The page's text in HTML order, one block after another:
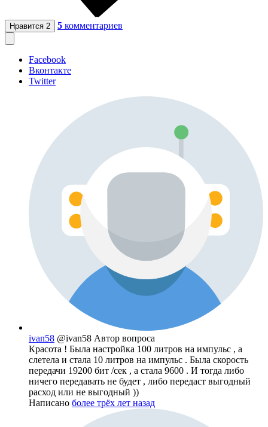
Нравится 2 5 комментариев
Facebook
Вконтакте
Twitter
ivan58 @ivan58 Автор вопроса
Красота ! Была настройка 100 литров на импульс , а
слетела и стала 10 литров на импульс . Была скорость
передачи 19200 бит /сек , а стала 9600 . И тогда либо
ничего передавать не будет , либо передаст выгодный
расход или не выгодный ))
Написано более трёх лет назад